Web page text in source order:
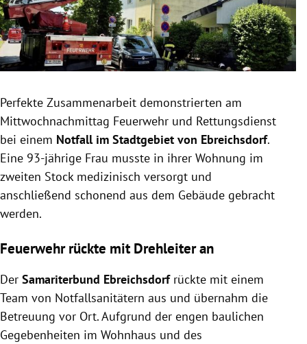
Untermenü
Untermenü
Untermenü
Perfekte Zusammenarbeit demonstrierten am
Mittwochnachmittag Feuerwehr und Rettungsdienst
bei einem Notfall im Stadtgebiet von Ebreichsdorf.
Eine 93-jährige Frau musste in ihrer Wohnung im
zweiten Stock medizinisch versorgt und
anschließend schonend aus dem Gebäude gebracht
werden.
Feuerwehr rückte mit Drehleiter an
Der Samariterbund Ebreichsdorfrückte mit einem
Team von Notfallsanitätern aus und übernahm die
Betreuung vor Ort. Aufgrund der engen baulichen
Gegebenheiten im Wohnhaus und des